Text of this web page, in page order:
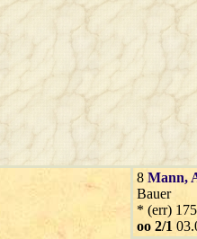
8 Mann,
Bauer
* (err)
oo 2/1